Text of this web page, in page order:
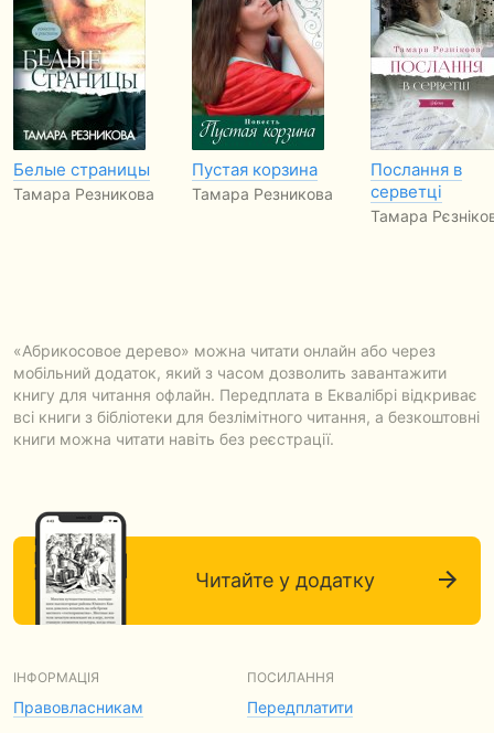
Белые страницы
Тамара Резникова
Пустая корзина
Тамара Резникова
Послання в
серветці
Тамара
«Абрикосовое дерево» можна читати онлайн або через
мобільний додаток, який з часом дозволить завантажити
книгу для читання офлайн. Передплата в Еквалібрі відкриває
всі книги з бібліотеки для безлімітного читання, а безкоштовні
книги можна читати навіть без реєстрації.
Читайте у додатку
ІНФОРМАЦІЯ
Правовласникам
ПОСИЛАННЯ
Передплатити